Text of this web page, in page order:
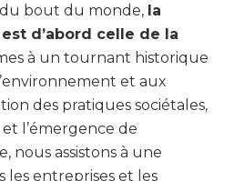
du bout du monde, la
d’abord celle de la
à un tournant historique
et aux
des pratiques sociétales,
l’émergence de
nous assistons à une
les entreprises et les